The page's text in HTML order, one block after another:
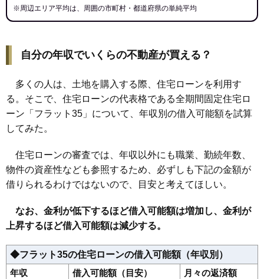
※周辺エリア平均は、周囲の市町村・都道府県の単純平均
自分の年収でいくらの不動産が買える？
多くの人は、土地を購入する際、住宅ローンを利用す
る。そこで、住宅ローンの代表格である全期間固定住宅ロ
ーン「フラット35」について、年収別の借入可能額を試算
してみた。
住宅ローンの審査では、年収以外にも職業、勤続年数、
物件の資産性なども参照するため、必ずしも下記の金額が
借りられるわけではないので、目安と考えてほしい。
なお、金利が低下するほど借入可能額は増加し、金利が
上昇するほど借入可能額は減少する。
◆フラット35の住宅ローンの借入可能額（年収別）
年収
借入可能額（目安）
月々の返済額